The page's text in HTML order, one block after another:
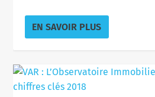
EN SAVOIR PLUS